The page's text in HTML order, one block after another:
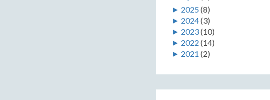
► 2025 (8)
► 2024(3)
► 2023(10)
► 2022 (14)
► 2021 (2)